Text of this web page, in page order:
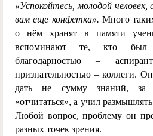
«Успокойтесь, молодой
вам еще конфетка». Много
о нём хранят в памяти
вспоминают те, кто был
благодарностью –
признательностью – коллеги.
дать не сумму знаний, за
«отчитаться», а учил
Любой вопрос, проблему он
разных точек зрения.